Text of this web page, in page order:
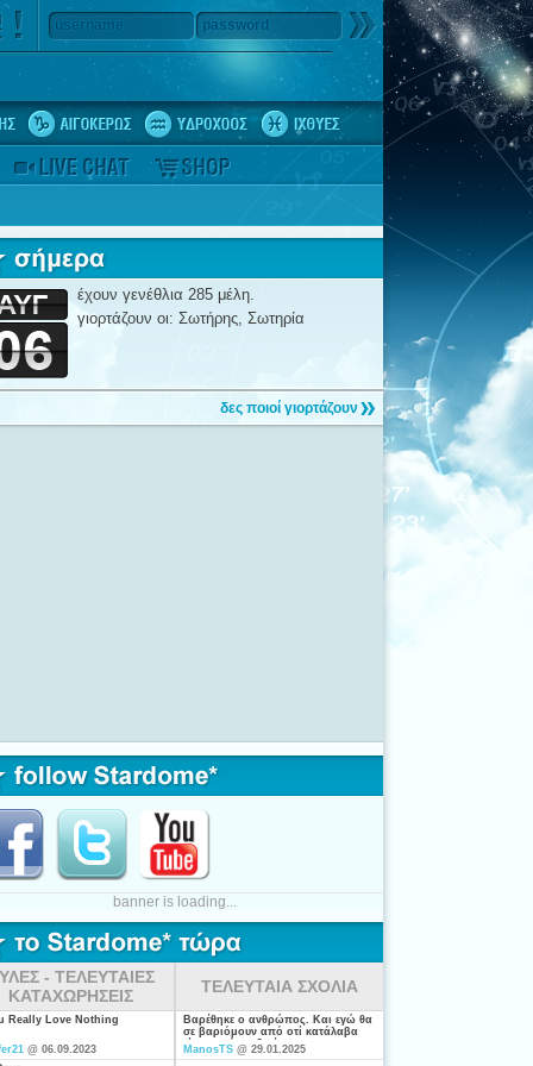
username password
έχουν γενέθλια 285 μέλη.
γιορτάζουν οι: Σωτήρης, Σωτηρία
δες ποιοί γιορτάζουν
banner is loading...
- ΤΕΛΕΥΤΑΙΕΣ
ΚΑΤΑΧΩΡΗΣΕΙΣ
Really Love Nothing
@ 06.09.2023
ΤΕΛΕΥΤΑΙΑ ΣΧΟΛΙΑ
Βαρέθηκε ο ανθρώπος. Και εγώ θα
σε βαριόμουν από οτί κατάλαβα
είσαι από τις ξενέρωτες που
ψάχνουν απλά για "σύζυγο". Η
ManosTS @ 29.01.2025